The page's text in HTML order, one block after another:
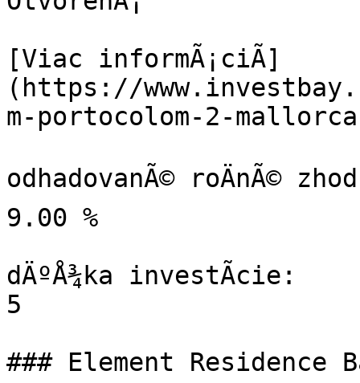
[Viac informÃ¡ciÃ­]
(https://
m-portocolom-2-
odhadovanÃ© roÄnÃ©
9.00 %
dÄºÅ¾ka investÃ­cie:
5
### Element